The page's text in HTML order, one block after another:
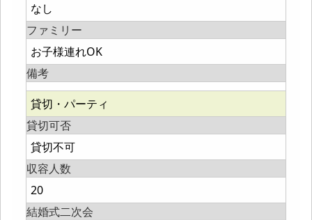
なし
ファミリー
お子様連れOK
備考
貸切・パーティ
貸切可否
貸切不可
収容人数
20
結婚式二次会